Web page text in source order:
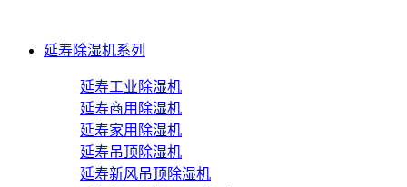
延寿除湿机系列
延寿工业除湿机
延寿商用除湿机
延寿家用除湿机
延寿吊顶除湿机
延寿新风吊顶除湿机